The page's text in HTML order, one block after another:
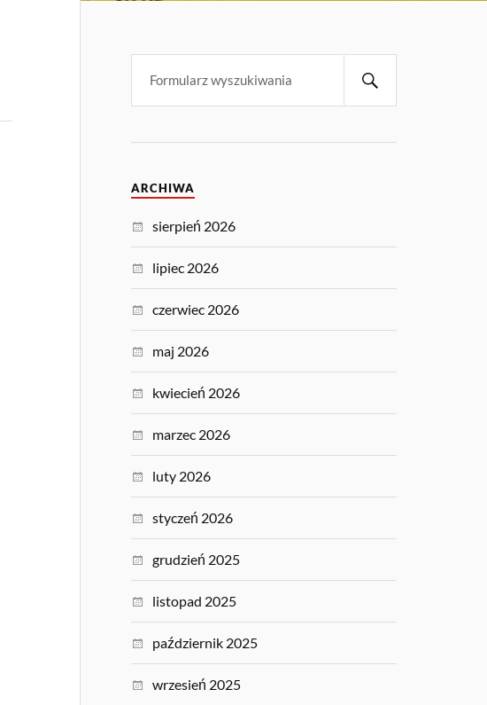
ARCHIWA
sierpień 2026
lipiec 2026
czerwiec 2026
maj 2026
kwiecień 2026
marzec 2026
luty 2026
styczeń 2026
grudzień 2025
listopad 2025
październik 2025
wrzesień 2025